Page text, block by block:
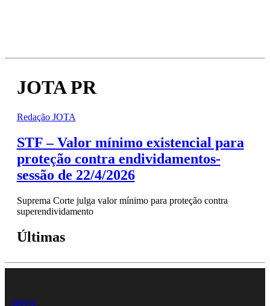
JOTA PR
Redação JOTA
STF – Valor mínimo existencial para
proteção contra endividamentos-
sessão de 22/4/2026
Suprema Corte julga valor mínimo para proteção contra
superendividamento
Últimas
JOTA